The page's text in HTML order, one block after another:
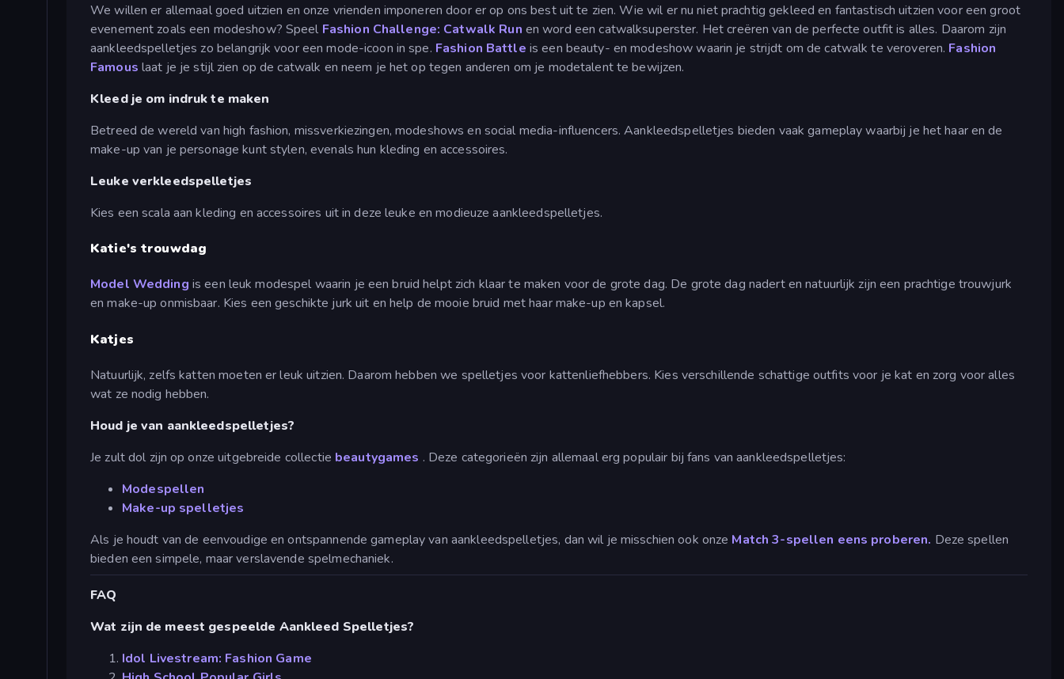
We willen er allemaal goed uitzien en onze vrienden imponeren door er op ons best uit te zien. Wie wil er nu niet prachtig gekleed en fantastisch uitzien voor een groot
evenement zoals een modeshow? Speel Fashion Challenge: Catwalk Run en word een catwalksuperster. Het creëren van de perfecte outfit is alles. Daarom zijn
aankleedspelletjes zo belangrijk voor een mode-icoon in spe. Fashion Battle is een beauty- en modeshow waarin je strijdt om de catwalk te veroveren. Fashion
Famous laat je je stijl zien op de catwalk en neem je het op tegen anderen om je modetalent te bewijzen.
Kleed je om indruk te maken
Betreed de wereld van high fashion, missverkiezingen, modeshows en social media-influencers. Aankleedspelletjes bieden vaak gameplay waarbij je het haar en de
make-up van je personage kunt stylen, evenals hun kleding en accessoires.
Leuke verkleedspelletjes
Kies een scala aan kleding en accessoires uit in deze leuke en modieuze aankleedspelletjes.
Katie's trouwdag
Model Wedding is een leuk modespel waarin je een bruid helpt zich klaar te maken voor de grote dag. De grote dag nadert en natuurlijk zijn een prachtige trouwjurk
en make-up onmisbaar. Kies een geschikte jurk uit en help de mooie bruid met haar make-up en kapsel.
Katjes
Natuurlijk, zelfs katten moeten er leuk uitzien. Daarom hebben we spelletjes voor kattenliefhebbers. Kies verschillende schattige outfits voor je kat en zorg voor alles
wat ze nodig hebben.
Houd je van aankleedspelletjes?
Je zult dol zijn op onze uitgebreide collectie beautygames . Deze categorieën zijn allemaal erg populair bij fans van aankleedspelletjes:
Modespellen
Make-up spelletjes
Als je houdt van de eenvoudige en ontspannende gameplay van aankleedspelletjes, dan wil je misschien ook onze Match 3-spellen eens proberen. Deze spellen
bieden een simpele, maar verslavende spelmechaniek.
FAQ
Wat zijn de meest gespeelde Aankleed Spelletjes?
Idol Livestream: Fashion Game